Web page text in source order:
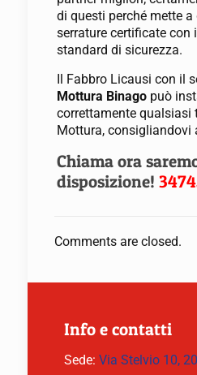
di questi perché mette
serrature certificate con
standard di sicurezza.
Il Fabbro Licausi con il
Mottura Binago può
correttamente qualsiasi
Mottura, consigliandovi
Chiama ora
disposizione!
Comments are closed.
Info e contatti
Sede: Via Stelvio 10,